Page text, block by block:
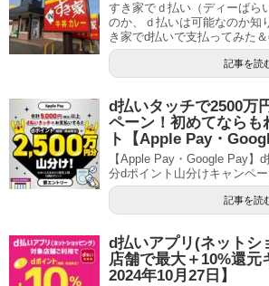
すき家でｄ払い（ディーばら
のか、ｄ払いは可能なのか知
き家でd払いで支払ってみた
記事を読
d払いタッチで2500万
ペーン！初めてならも
ト【Apple Pay・
【Apple Pay・Google Pay】
分dポイント山分けキャンペ
記事を読
d払いアプリ(ネットシ
店舗で最大＋10%還元
2024年10月27日】